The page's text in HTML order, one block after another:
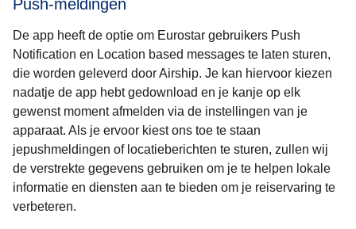
Push-meldingen
De app heeft de optie om Eurostar gebruikers Push
Notification en Location based messages te laten sturen,
die worden geleverd door Airship. Je kan hiervoor kiezen
nadatje de app hebt gedownload en je kanje op elk
gewenst moment afmelden via de instellingen van je
apparaat. Als je ervoor kiest ons toe te staan
jepushmeldingen of locatieberichten te sturen, zullen wij
de verstrekte gegevens gebruiken om je te helpen lokale
informatie en diensten aan te bieden om je reiservaring te
verbeteren.